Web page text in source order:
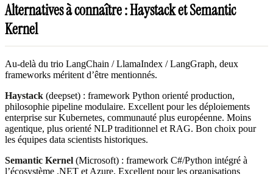
Alternatives à connaître : Haystack et Semantic
Kernel
Au-delà du trio LangChain / LlamaIndex / LangGraph, deux
frameworks méritent d’être mentionnés.
Haystack (deepset) : framework Python orienté production,
philosophie pipeline modulaire. Excellent pour les déploiements
enterprise sur Kubernetes, communauté plus européenne. Moins
agentique, plus orienté NLP traditionnel et RAG. Bon choix pour
les équipes data scientists historiques.
Semantic Kernel (Microsoft) : framework C#/Python intégré à
l’écosystème .NET et Azure. Excellent pour les organisations